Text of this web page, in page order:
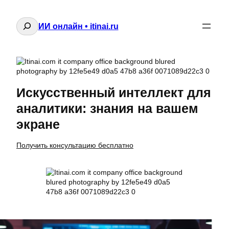
Поиск
ИИ онлайн • itinai.ru
Искусственный интеллект для
аналитики: знания на вашем
экране
Получить консультацию бесплатно